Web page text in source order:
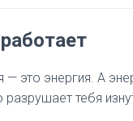
это энергия. А
разрушает тебя